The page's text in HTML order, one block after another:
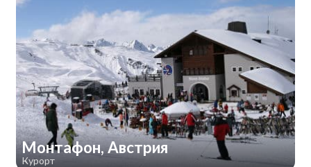
Монтафон, Австрия
Курорт